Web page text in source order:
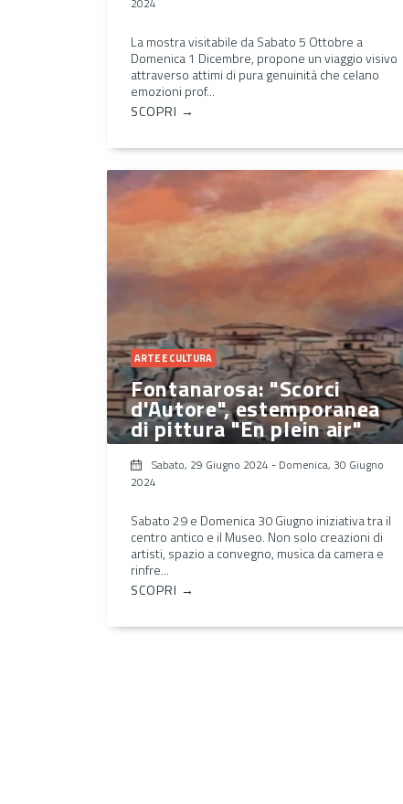
La mostra visitabile da Sabato 5 Ottobre a
Domenica 1 Dicembre, propone un viaggio visivo
attraverso attimi di pura genuinità che celano
emozioni prof...
SCOPRI →
ARTE E CULTURA
Fontanarosa: "Scorci
d'Autore", estemporanea
di pittura "En plein air"
Sabato, 29 Giugno 2024 - Domenica, 30 Giugno
2024
Sabato 29 e Domenica 30 Giugno iniziativa tra il
centro antico e il Museo. Non solo creazioni di
artisti, spazio a convegno, musica da camera e
rinfre...
SCOPRI →